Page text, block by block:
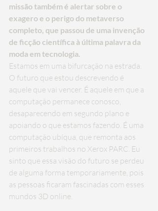
missão também é alertar sobre o
exagero e o perigo do metaverso
completo, que passou de uma invenção
de ficção científica à última palavra da
moda em tecnologia.
Estamos em uma bifurcação na estrada.
O futuro que estou descrevendo é
aquele que vai vencer. É aquele em que a
computação permanece conosco,
desaparecendo em segundo plano e
apoiando o que estamos fazendo. É uma
computação ubíqua, que remonta aos
primeiros trabalhos no Xerox PARC. Eu
sinto que essa visão do futuro se perdeu
de alguma forma temporariamente, pois
as pessoas ficaram fascinadas com esses
mundos 3D online.